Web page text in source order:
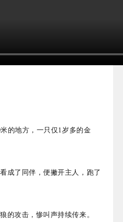
的地方，一只仅1岁多的金
成了同伴，便撇开主人，跑了
的攻击，惨叫声持续传来。